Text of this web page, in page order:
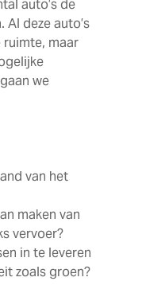
auto’s de
deze auto’s
ruimte, maar
we
van het
maken van
vervoer?
in te leveren
zoals groen?